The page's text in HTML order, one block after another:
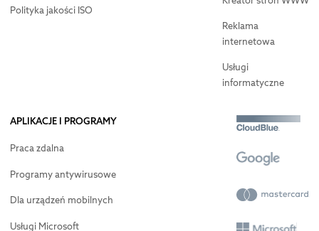
Polityka jakości ISO
Reklama
internetowa
Usługi
informatyczne
APLIKACJE I PROGRAMY
Praca zdalna
Programy antywirusowe
Dla urządzeń mobilnych
Usługi Microsoft